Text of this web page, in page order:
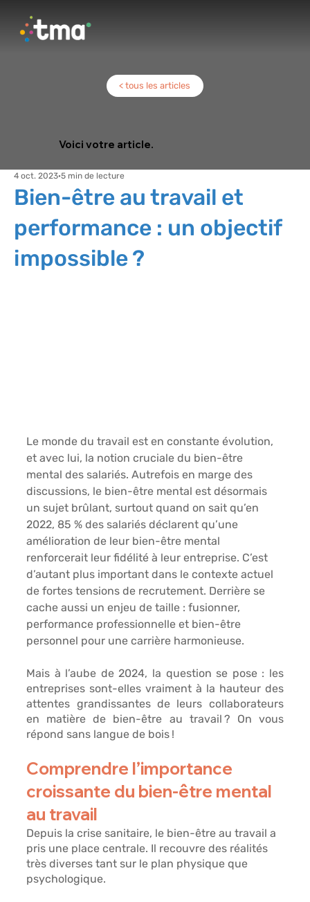
Voici votre article.
< tous les articles
Bien-être au travail et
performance : un objectif
impossible ?
4 oct. 2023 5 min de lecture
Le monde du travail est en constante évolution,
et avec lui, la notion cruciale du bien-être
mental des salariés. Autrefois en marge des
discussions, le bien-être mental est désormais
un sujet brûlant, surtout quand on sait qu’en
2022, 85 % des salariés déclarent qu’une
amélioration de leur bien-être mental
renforcerait leur fidélité à leur entreprise. C’est
d’autant plus important dans le contexte actuel
de fortes tensions de recrutement. Derrière se
cache aussi un enjeu de taille : fusionner,
performance professionnelle et bien-être
personnel pour une carrière harmonieuse.
Mais à l’aube de 2024, la question se pose : les
entreprises sont-elles vraiment à la hauteur des
attentes grandissantes de leurs collaborateurs
en matière de bien-être au travail ? On vous
répond sans langue de bois !
Comprendre l’importance
croissante du bien-être mental
au travail
Depuis la crise sanitaire, le bien-être au travail a
pris une place centrale. Il recouvre des réalités
très diverses tant sur le plan physique que
psychologique.